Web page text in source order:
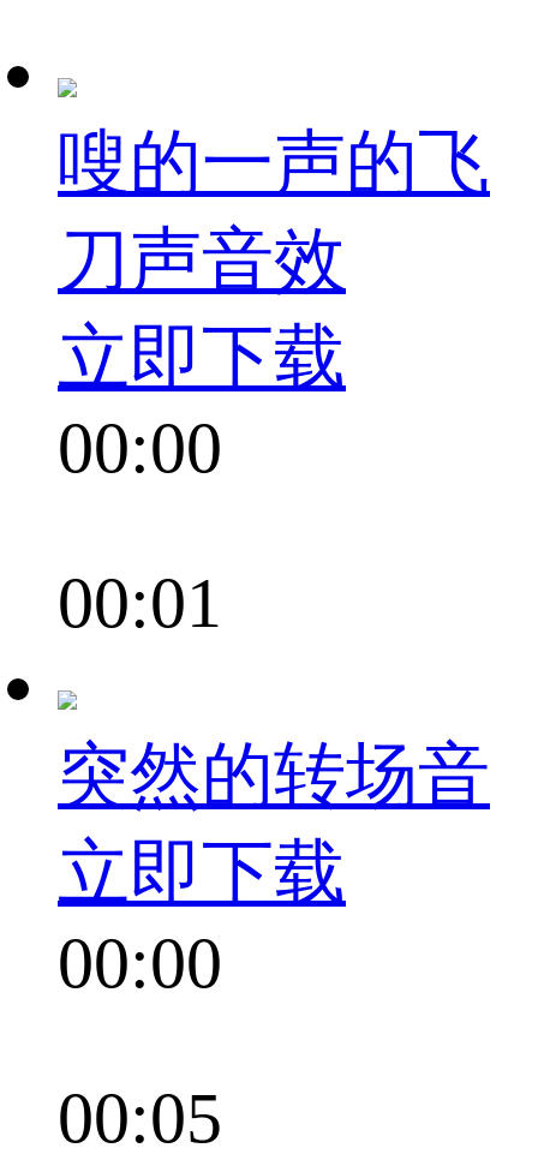
嗖的一声的飞
刀声音效
立即下载
00:00
00:01
突然的转场音
立即下载
00:00
00:05